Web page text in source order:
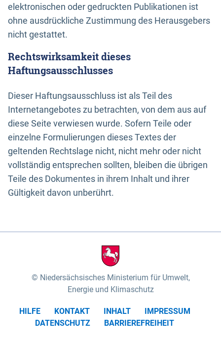
elektronischen oder gedruckten Publikationen ist
ohne ausdrückliche Zustimmung des Herausgebers
nicht gestattet.
Rechtswirksamkeit dieses
Haftungsausschlusses
Dieser Haftungsausschluss ist als Teil des
Internetangebotes zu betrachten, von dem aus auf
diese Seite verwiesen wurde. Sofern Teile oder
einzelne Formulierungen dieses Textes der
geltenden Rechtslage nicht, nicht mehr oder nicht
vollständig entsprechen sollten, bleiben die übrigen
Teile des Dokumentes in ihrem Inhalt und ihrer
Gültigkeit davon unberührt.
Niedersächsisches Ministerium für Umwelt,
Energie und Klimaschutz
HILFE KONTAKT INHALT
IMPRESSUM
DATENSCHUTZ
BARRIEREFREIHEIT